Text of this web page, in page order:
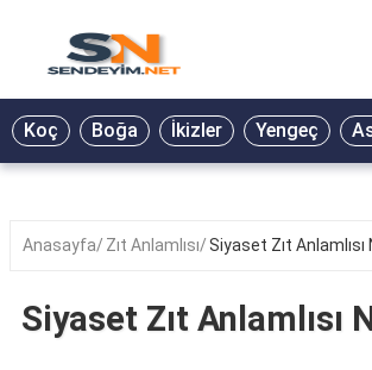
BİYOGRAFİ
GALERİ
ŞİİR
Koç Boğa İkizler Yengeç
Anasayfa Zıt Anlamlısı Siyaset Zıt Anlamlısı
Siyaset Zıt Anlamlısı